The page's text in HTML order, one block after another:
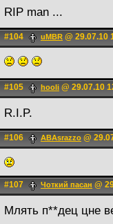
RIP man ...
#104 uMBR @ 29.07.10
#105 hooli @ 29.07.10
R.I.P.
#106 ABAsrazzo @
#107 Чоткий пасан @
Млять п**дец цне